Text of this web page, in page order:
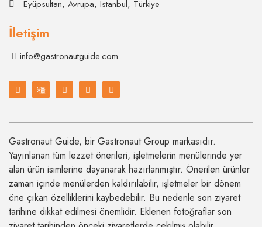
Eyüpsultan, Avrupa, Istanbul, Türkiye
İletişim
info@gastronautguide.com
Gastronaut Guide, bir Gastronaut Group markasıdır.
Yayınlanan tüm lezzet önerileri, işletmelerin menülerinde yer
alan ürün isimlerine dayanarak hazırlanmıştır. Önerilen ürünler
zaman içinde menülerden kaldırılabilir, işletmeler bir dönem
öne çıkan özelliklerini kaybedebilir. Bu nedenle son ziyaret
tarihine dikkat edilmesi önemlidir. Eklenen fotoğraflar son